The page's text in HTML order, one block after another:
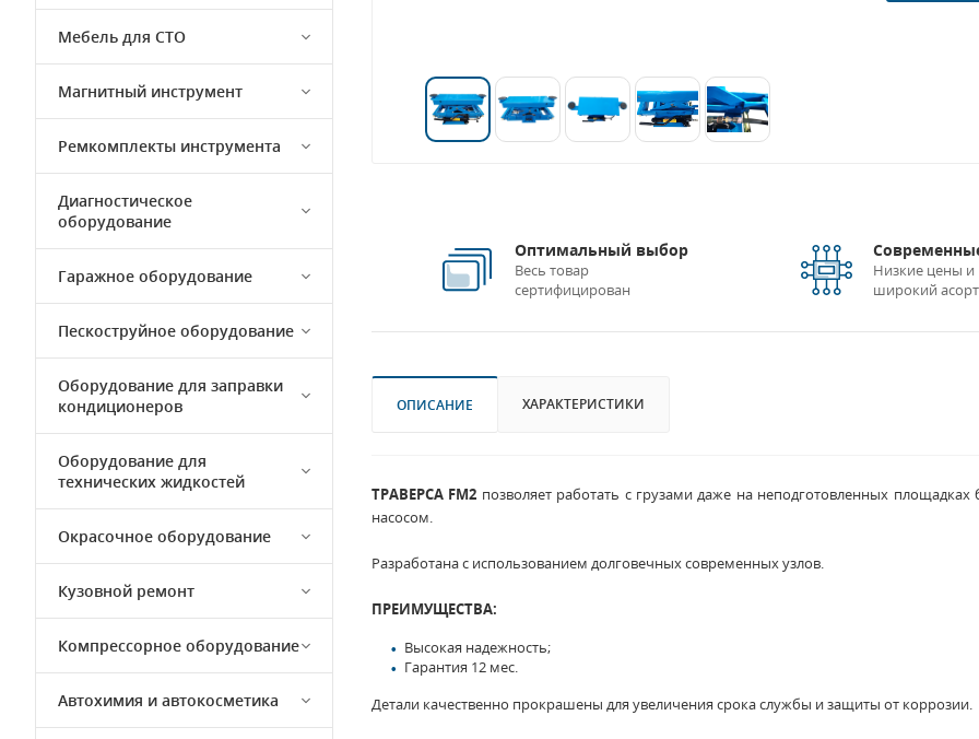
Мебель для СТО
Магнитный инструмент
Ремкомплекты инструмента
Диагностическое
оборудование
Гаражное оборудование
Пескоструйное оборудование
Оборудование для заправки
кондиционеров
Оборудование для
технических жидкостей
Окрасочное оборудование
Кузовной ремонт
Компрессорное оборудование
Автохимия и автокосметика
Оптимальный выбор
Весь товар
сертифицирован
Низкие цены и
широкий
ОПИСАНИЕ ХАРАКТЕРИСТИКИ
ТРАВЕРСА FM2 позволяет работать с грузами даже на неподготовленных
насосом.
Разработана с использованием долговечных современных узлов.
ПРЕИМУЩЕСТВА:
Высокая надежность;
Гарантия 12 мес.
Детали качественно прокрашены для увеличения срока службы и защиты от коррозии.